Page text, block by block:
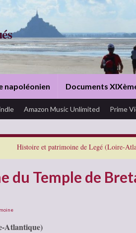
napoléonien Documents
Amazon Music Unlimited Prime
Histoire et patrimoine de Legé (Loire-
du Temple de
Atlantique)